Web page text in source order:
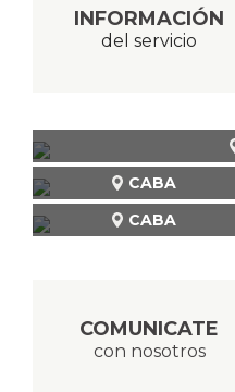
INFORMACIÓN
del servicio
CABA
CABA
COMUNICATE
con nosotros